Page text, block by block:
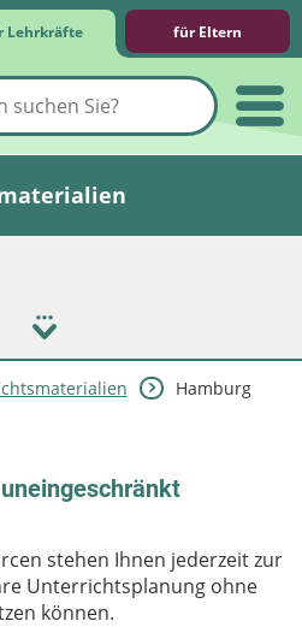
Lehrkräfte für Eltern
Schule Hamburg
stehen Ihnen jederzeit zur
Unterrichtsplanung ohne
können.